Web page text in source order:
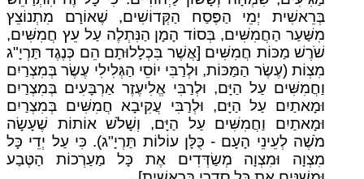
בְּרֵאשִׁית יְמֵי הַפֶּסַח הַקְּדוֹשִׁים, שֶׁאוֹרָם מִתְנוֹצֵץ
מִשַּׁעַר הַחֲמִשִּׁים, בְּסוֹד הָמָן הַנִּתְלֶה עַל עֵץ חֲמִשִּׁים,
שֹׁרֶשׁ מַכּוֹת חֲמִשִּׁים [אֲשֶׁר בִּכְלָלוּתָם הֵם כְּנֶגֶד תַּרְיָ"ג
מִצְוֹת (עֶשֶׂר הַמַּכּוֹת, וּלְרַבִּי יוֹסֵי הַגְּלִילִי עֶשֶׂר בְּמִצְרַיִם
וַחֲמִשִּׁים עַל הַיָּם, וּלְרַבִּי אֱלִיעֶזֶר אַרְבָּעִים בְּמִצְרַיִם
וּמָאתַיִם עַל הַיָּם, וּלְרַבִּי עֲקִיבָא חֲמִשִּׁים בְּמִצְרַיִם
וּמָאתַיִם וַחֲמִשִּׁים עַל הַיָּם, וְשָׁלֹשׁ אוֹתוֹת שֶׁעָשָׂה
מֹשֶׁה לְעֵינֵי הָעָם - כֻּלָּן עוֹלוֹת תַּרְיָ"ג). כִּי עַל יְדֵי כָּל
מִצְוָה וּמִצְוָה מְשַׂדְּדִים אֶת כָּל מַעַרְכוֹת הַטֶּבַע